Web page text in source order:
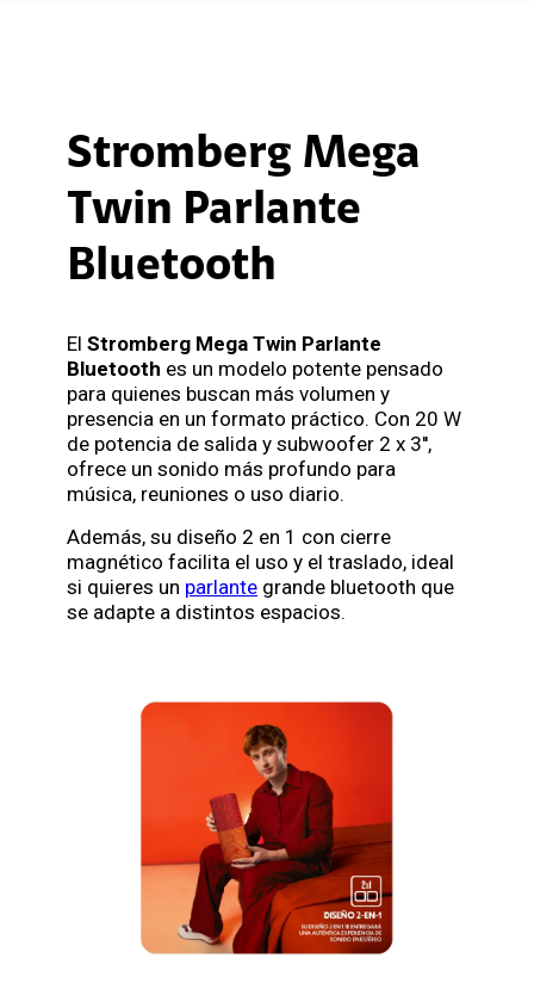
Stromberg Mega
Twin Parlante
Bluetooth
El Stromberg Mega Twin Parlante
Bluetooth es un modelo potente pensado
para quienes buscan más volumen y
presencia en un formato práctico. Con 20 W
de potencia de salida y subwoofer 2 x 3'',
ofrece un sonido más profundo para
música, reuniones o uso diario.
Además, su diseño 2 en 1 con cierre
magnético facilita el uso y el traslado, ideal
si quieres un parlante grande bluetooth que
se adapte a distintos espacios.